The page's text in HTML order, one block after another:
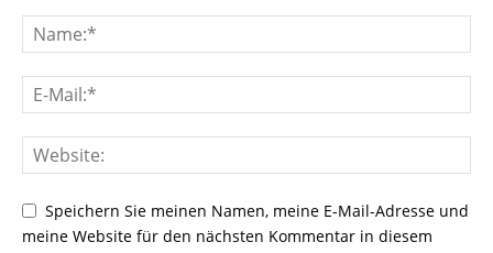
Speichern Sie meinen Namen, meine E-Mail-Adresse und
meine Website für den nächsten Kommentar in diesem